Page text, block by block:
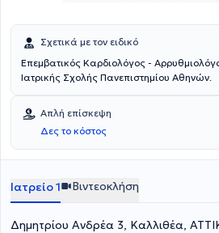
Σχετικά με τον ειδικό
Επεμβατικός Καρδιολόγος -
Ιατρικής Σχολής Πανεπιστημίου Αθηνών.
Απλή επίσκεψη
Δες το κόστος
Ιατρείο 1 Βιντεοκλήση
Δημητρίου Ανδρέα 3, Καλλιθέα,